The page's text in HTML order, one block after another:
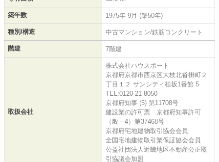
築年数 1975年 9月 (築50年)
種別/構造 中古マンション/鉄筋コンクリート
階建 7階建
取扱会社
株式会社ハウスポート
京都府京都市西京区大枝北沓掛町２
丁目１２ サンシティ桂坂1番館 5
TEL:0120-21-8050
京都府知事 (5) 第11708号
建設業の許可票 京都府知事許可
（般－4）第37468号
京都府宅地建物取引協会会員
全国宅地建物取引業保証協会会員
公益社団法人近畿地区不動産公正取
引協議会加盟